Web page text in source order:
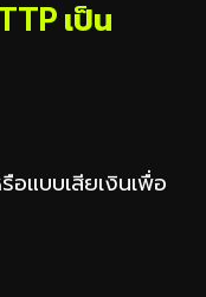
เป็น
อแบบเสียเงินเพื่อ